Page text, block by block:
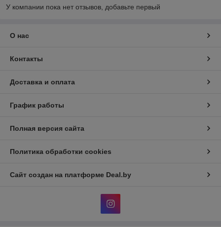
У компании пока нет отзывов, добавьте первый
О нас
Контакты
Доставка и оплата
График работы
Полная версия сайта
Политика обработки cookies
Сайт создан на платформе Deal.by